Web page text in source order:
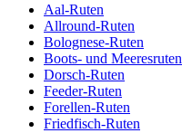
Aal-Ruten
Allround-Ruten
Bolognese-Ruten
Boots- und Meeresruten
Dorsch-Ruten
Feeder-Ruten
Forellen-Ruten
Friedfisch-Ruten